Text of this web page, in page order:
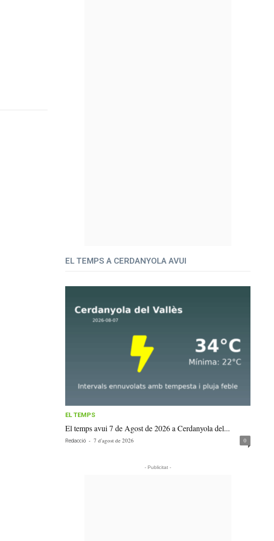
EL TEMPS A CERDANYOLA AVUI
EL TEMPS
El temps avui 7 de Agost de 2026 a Cerdanyola del...
Redacció - 7 d'agost de 2026 0
- Publicitat -